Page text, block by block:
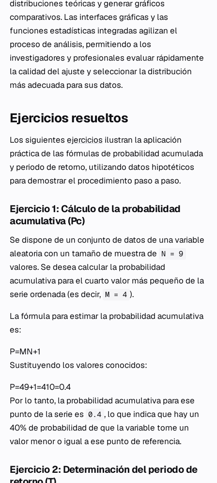
distribuciones teóricas y generar gráficos
comparativos. Las interfaces gráficas y las
funciones estadísticas integradas agilizan el
proceso de análisis, permitiendo a los
investigadores y profesionales evaluar rápidamente
la calidad del ajuste y seleccionar la distribución
más adecuada para sus datos.
Ejercicios resueltos
Los siguientes ejercicios ilustran la aplicación
práctica de las fórmulas de probabilidad acumulada
y periodo de retorno, utilizando datos hipotéticos
para demostrar el procedimiento paso a paso.
Ejercicio 1: Cálculo de la probabilidad
acumulativa (Pc)
Se dispone de un conjunto de datos de una variable
aleatoria con un tamaño de muestra de N = 9
valores. Se desea calcular la probabilidad
acumulativa para el cuarto valor más pequeño de la
serie ordenada (es decir, M = 4 ).
La fórmula para estimar la probabilidad acumulativa
es:
P=MN+1
Sustituyendo los valores conocidos:
P=49+1=410=0.4
Por lo tanto, la probabilidad acumulativa para ese
punto de la serie es 0.4 , lo que indica que hay un
40% de probabilidad de que la variable tome un
valor menor o igual a ese punto de referencia.
Ejercicio 2: Determinación del periodo de